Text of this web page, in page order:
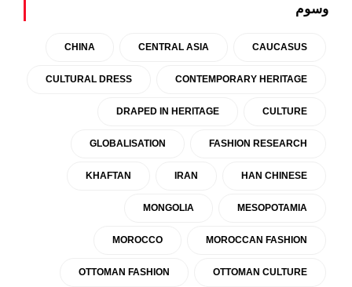
وسوم
CAUCASUS
CENTRAL ASIA
CHINA
CONTEMPORARY HERITAGE
CULTURAL DRESS
CULTURE
DRAPED IN HERITAGE
FASHION RESEARCH
GLOBALISATION
HAN CHINESE
IRAN
KHAFTAN
MESOPOTAMIA
MONGOLIA
MOROCCAN FASHION
MOROCCO
OTTOMAN CULTURE
OTTOMAN FASHION